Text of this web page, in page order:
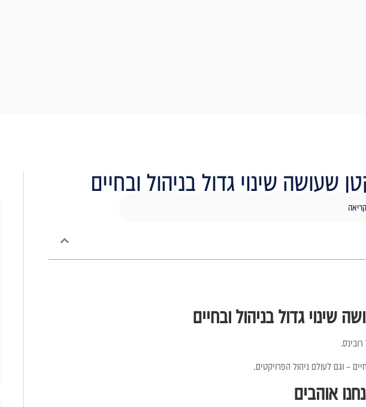
שעושה שינוי גדול בניהול ובחיים
שינוי גדול בניהול ובחיים
– וגם לעולם ניהול הפרויקטים.
אוהבים